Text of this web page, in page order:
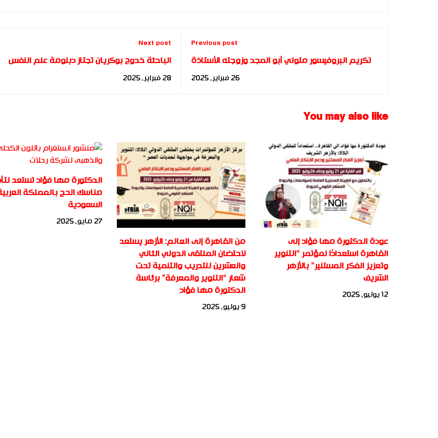
Previous post
تكريم البروفيسور متولي أبو المجد وزوجته الأستاذة
26 فبراير، 2025
Next post
الباحثة خدوج بوكريان تجتاز دبلومة علم النفس
28 فبراير، 2025
You may also like
عودة الدكتورة مها فؤاد إلى
القاهرة استعدادًا لمؤتمر “التنوير
وتعزيز الفكر المستنير” بالأزهر
الشريف
12 يوليو، 2025
من القاهرة إلى العالم: الأزهر يستعد
لاحتضان الملتقى الدولي الثاني
والعشرين للتدريب والتنمية تحت
شعار “التنوير والمعرفة” برئاسة
الدكتورة مها فؤاد
9 يوليو، 2025
الدكتورة مها فؤاد تستعد
مناسك الحج بالمملكة
السعودية
27 مايو، 2025